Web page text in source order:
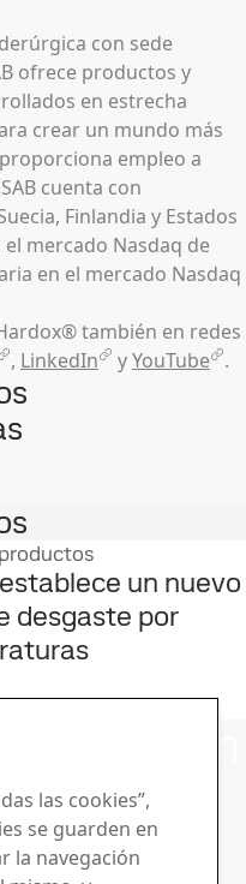
con sede
ofrece productos y
en estrecha
crear un mundo más
empleo a
cuenta con
Finlandia y Estados
el mercado Nasdaq de
en el mercado Nasdaq
también en redes
, LinkedIn yYouTube .
un nuevo
desgaste por
con nosotros
las cookies”,
se guarden en
la navegación